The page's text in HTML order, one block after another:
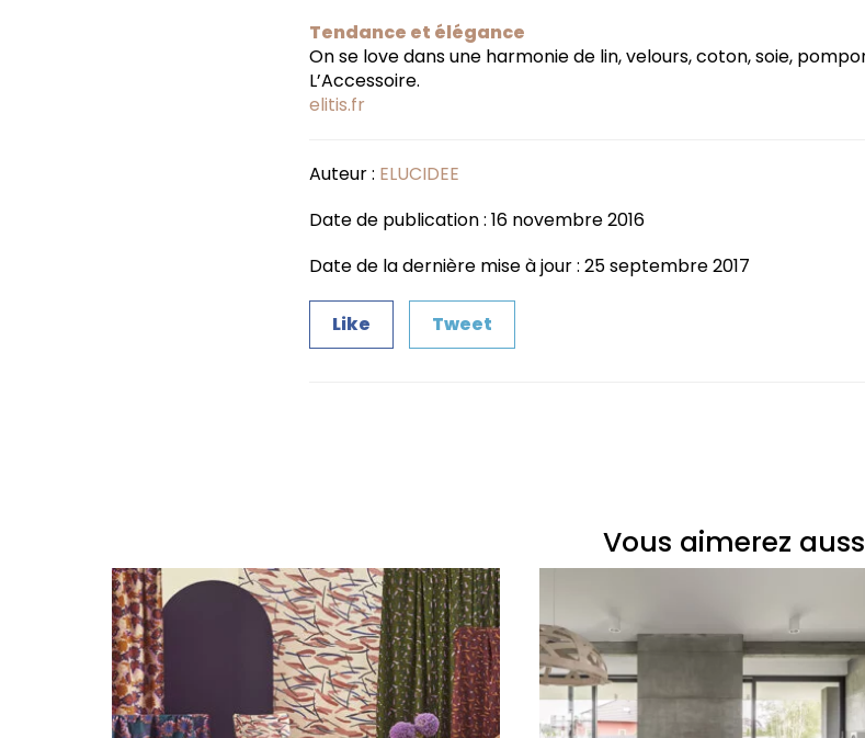
Tendance et élégance
On se love dans une harmonie de lin, velours, coton, soie,
L’Accessoire.
elitis.fr
Auteur : ELUCIDEE
Date de publication : 16 novembre 2016
Date de la dernière mise à jour : 25 septembre 2017
Like Tweet
Vous aimerez